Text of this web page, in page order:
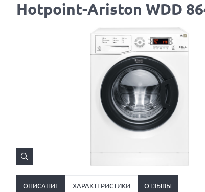
Hotpoint-Ariston WDD
ОПИСАНИЕ ХАРАКТЕРИСТИКИ ОТЗЫВЫ